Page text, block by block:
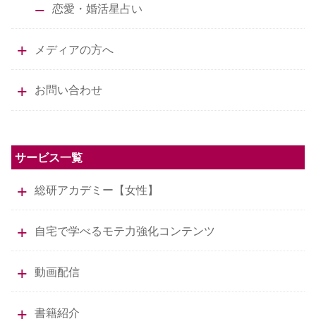
恋愛・婚活星占い
メディアの方へ
お問い合わせ
サービス一覧
総研アカデミー【女性】
自宅で学べるモテ力強化コンテンツ
動画配信
書籍紹介